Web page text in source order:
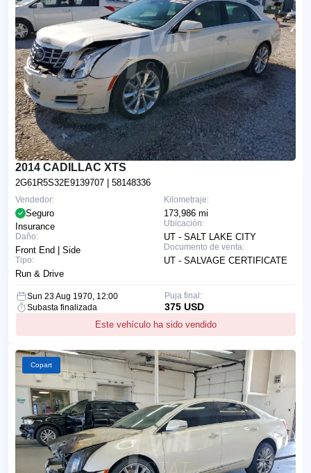
2014 CADILLAC XTS
2G61R5S32E9139707 | 58148336
Kilometraje:
173,986 mi
Ubicación:
UT - SALT LAKE CITY
Documento de venta:
UT - SALVAGE CERTIFICATE
Vendedor:
Seguro
Insurance
Daño:
Front End | Side
Tipo:
Run & Drive
Sun 23 Aug 1970, 12:00
Subasta finalizada
Este vehículo ha sido vendido
Puja final:
375 USD
Copart